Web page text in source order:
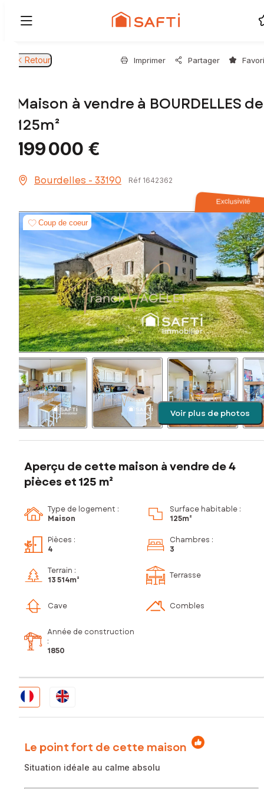
Retour Imprimer Partager
Maison à vendre à BOURDELLES de
125m²
199 000 €
Bourdelles - 33190 Réf 1642362
Exclusivité
Coup de coeur
Voir plus de photos
Aperçu de cette maison à vendre de 4
pièces et 125 m²
Type de logement :
Maison
Surface habitable :
125m²
Pièces :
4
Chambres :
3
Terrain :
13 514m²
Terrasse
Cave Combles
Année de construction
:
1850
Le point fort de cette maison
Situation idéale au calme absolu